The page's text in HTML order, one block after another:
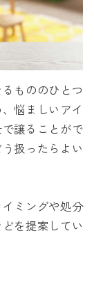
もののひとつ
悩ましいアイ
譲ることがで
扱ったらよい
ミングや処分
を提案してい